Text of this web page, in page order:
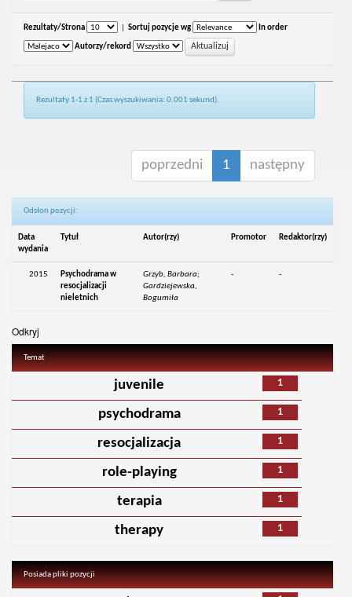
Rezultaty/Strona Sortuj pozycje wg In order
Autorzy/rekord
Rezultaty 1-1 z 1 (Czas wyszukiwania: 0.001 sekund).
poprzedni 1 następny
Odsłon pozycji:
Data
wydania
Tytuł Autor(rzy) Promotor Redaktor(rzy)
2015
Psychodrama w
resocjalizacji
nieletnich
Grzyb, Barbara;
Gardziejewska,
Bogumiła
- -
Odkryj
Temat
1
juvenile
1
psychodrama
1
resocjalizacja
1
role-playing
1
terapia
1
therapy
Posiada pliki pozycji